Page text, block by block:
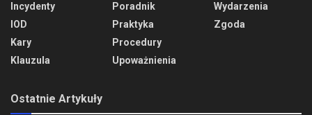
Incydenty
IOD
Kary
Klauzula
Poradnik
Praktyka
Procedury
Upoważnienia
Wydarzenia
Zgoda
Ostatnie Artykuły